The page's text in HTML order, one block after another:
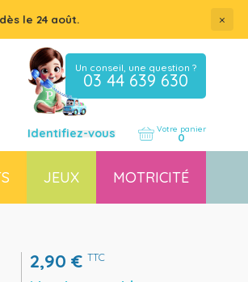
le 24 août. ×
Un conseil, une question ?
03 44 639 630
Identifiez-vous Votre panier
0
JEUX MOTRICITÉ
2,90€ TTC